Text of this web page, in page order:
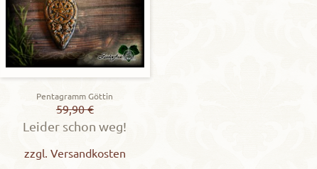
Pentagramm Göttin
59,90€
Leider schon weg!
zzgl. Versandkosten